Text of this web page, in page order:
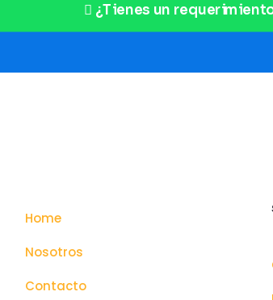
¿Tienes un
Home
Nosotros
Contacto